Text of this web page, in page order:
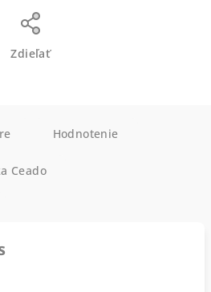
Zdieľať
Hodnotenie
Ceado